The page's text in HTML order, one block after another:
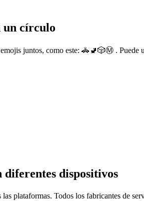
un círculo
juntos, como este: 🚓🚽🎲Ⓜ️ . Puede
dispositivos
plataformas. Todos los fabricantes de